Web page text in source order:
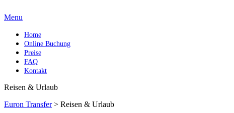
Menu
Home
Online Buchung
Preise
FAQ
Kontakt
Reisen & Urlaub
Euron Transfer> Reisen & Urlaub